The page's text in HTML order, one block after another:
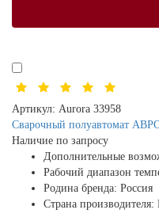
Артикул: Aurora 33958
Сварочный полуавтомат
Наличие по запросу
Дополнительные
Рабочий диапазон
Родина бренда: Россия
Страна производителя: